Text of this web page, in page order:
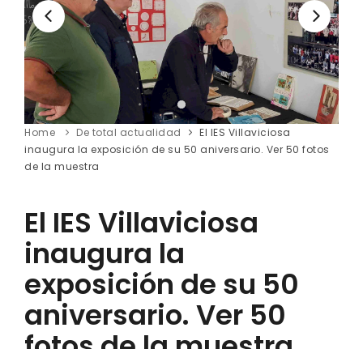
Home De total actualidad
El IES Villaviciosa
inaugura la exposición de su 50 aniversario. Ver 50 fotos
de la muestra
El IES Villaviciosa
inaugura la
exposición de su 50
aniversario. Ver 50